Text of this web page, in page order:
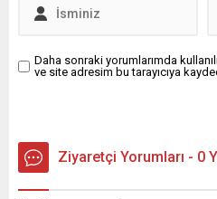
Daha sonraki yorumlarımda
ve site adresim bu tarayıcıya
Ziyaretçi Yorumları - 0